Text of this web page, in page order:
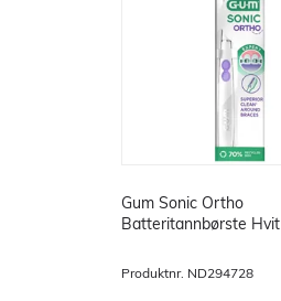
Gum Sonic Ortho
Batteritannbørste Hvit
Produktnr. ND294728